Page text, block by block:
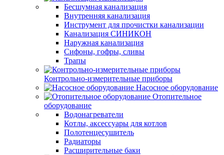
Бесшумная канализация
Внутренняя канализация
Инструмент для прочистки канализации
Канализация СИНИКОН
Наружная канализация
Сифоны, гофры, сливы
Трапы
Контрольно-измерительные приборы
Насосное оборудование
Отопительное
оборудование
Водонагреватели
Котлы, аксессуары для котлов
Полотенцесушитель
Радиаторы
Расширительные баки